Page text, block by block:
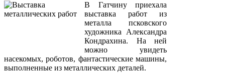
В Гатчину приехала
выставка работ из
металла псковского
художника Александра
Кондрахина. На ней
можно увидеть
насекомых, роботов, фантастические машины,
выполненные из металлических деталей.